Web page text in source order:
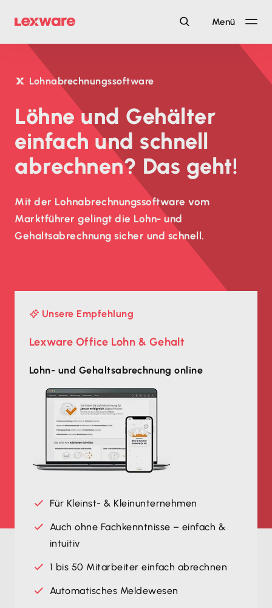
Menü
Lohnabrechnungssoftware
Löhne und Gehälter
einfach und schnell
abrechnen? Das geht!
Mit der Lohnabrechnungssoftware vom
Marktführer gelingt die Lohn- und
Gehaltsabrechnung sicher und schnell.
Unsere Empfehlung
Lexware Office Lohn & Gehalt
Lohn- und Gehaltsabrechnung online
Für Kleinst- & Kleinunternehmen
Auch ohne Fachkenntnisse – einfach &
intuitiv
1 bis 50 Mitarbeiter einfach abrechnen
Automatisches Meldewesen